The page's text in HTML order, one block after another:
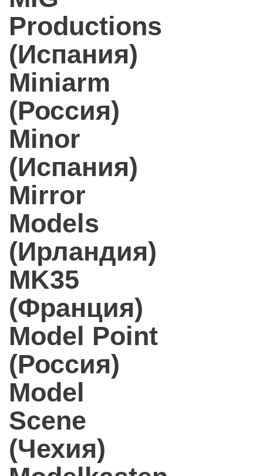
Productions
(Испания)
Miniarm
(Россия)
Minor
(Испания)
Mirror
Models
(Ирландия)
MK35
(Франция)
Model Point
(Россия)
Model
Scene
(Чехия)